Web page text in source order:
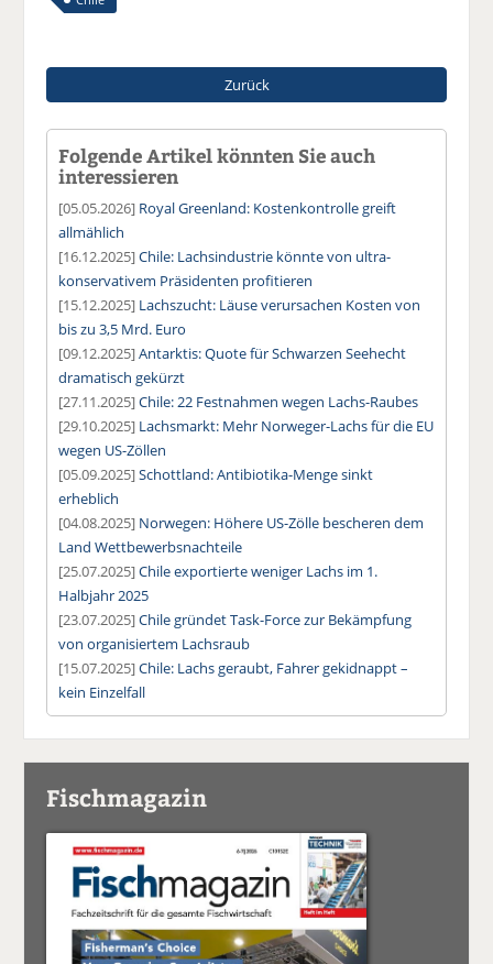
Zurück
Folgende Artikel könnten Sie auch
interessieren
[05.05.2026] Royal Greenland: Kostenkontrolle greift
allmählich
[16.12.2025]Chile: Lachsindustrie könnte von ultra-
konservativem Präsidenten profitieren
[15.12.2025] Lachszucht: Läuse verursachen Kosten von
bis zu 3,5 Mrd. Euro
[09.12.2025]Antarktis: Quote für Schwarzen Seehecht
dramatisch gekürzt
[27.11.2025]Chile: 22 Festnahmen wegen Lachs-Raubes
[29.10.2025] Lachsmarkt: Mehr Norweger-Lachs für die EU
wegen US-Zöllen
[05.09.2025]Schottland: Antibiotika-Menge sinkt
erheblich
[04.08.2025] Norwegen: Höhere US-Zölle bescheren dem
Land Wettbewerbsnachteile
[25.07.2025]Chile exportierte weniger Lachs im 1.
Halbjahr 2025
[23.07.2025]Chile gründet Task-Force zur Bekämpfung
von organisiertem Lachsraub
[15.07.2025]Chile: Lachs geraubt, Fahrer gekidnappt –
kein Einzelfall
Fischmagazin